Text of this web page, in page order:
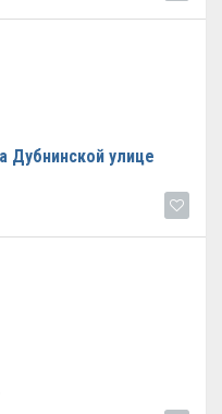
Дубнинской улице